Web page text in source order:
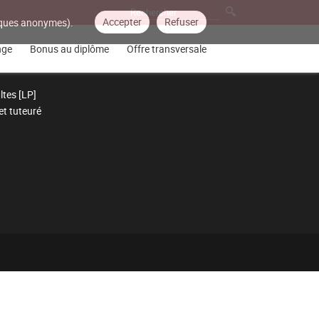
anonymes). Accepter Refuser
Bonus au diplôme Offre transversale
[LP]
tuteuré